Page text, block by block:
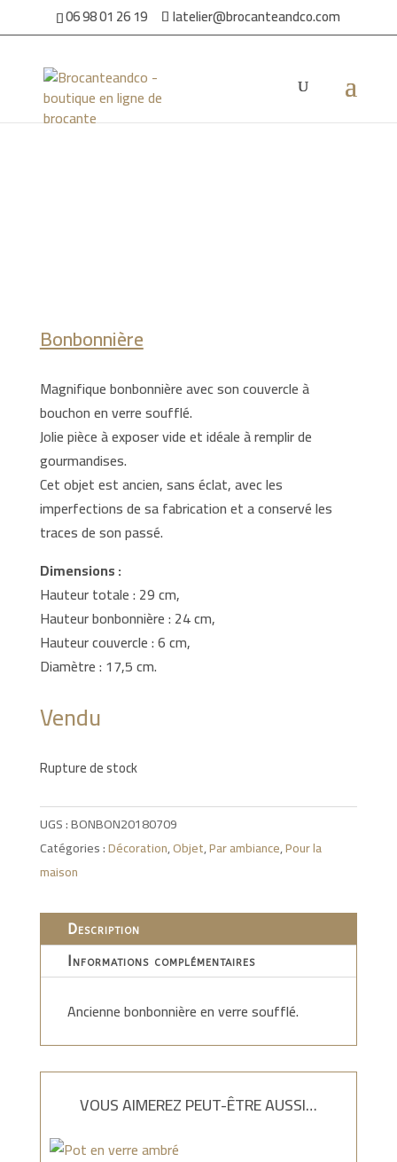
06 98 01 26 19 latelier@brocanteandco.com
Accueil/Par ambiance/ / Bonbonnière
Bonbonnière
Magnifique bonbonnière avec son couvercle à
bouchon en verre soufflé.
Jolie pièce à exposer vide et idéale à remplir de
gourmandises.
Cet objet est ancien, sans éclat, avec les
imperfections de sa fabrication et a conservé les
traces de son passé.
Dimensions :
Hauteur totale : 29 cm,
Hauteur bonbonnière : 24 cm,
Hauteur couvercle : 6 cm,
Diamètre : 17,5 cm.
Vendu
Rupture de stock
UGS :BONBON20180709
Catégories :Décoration,Objet,Par ambiance,Pour la
maison
Description
Informations complémentaires
Ancienne bonbonnière en verre soufflé.
VOUS AIMEREZ PEUT-ÊTRE AUSSI…